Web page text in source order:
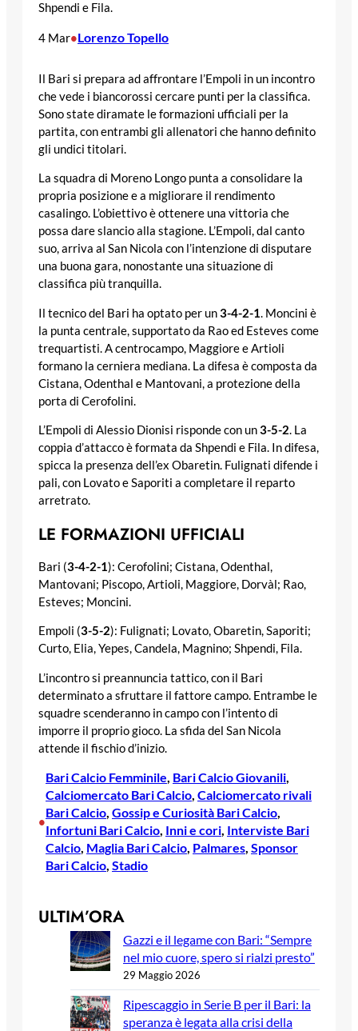
Shpendi e Fila.
4 Mar•Lorenzo Topello
Il Bari si prepara ad affrontare l’Empoli in un incontro
che vede i biancorossi cercare punti per la classifica.
Sono state diramate le formazioni ufficiali per la
partita, con entrambi gli allenatori che hanno definito
gli undici titolari.
La squadra di Moreno Longo punta a consolidare la
propria posizione e a migliorare il rendimento
casalingo. L’obiettivo è ottenere una vittoria che
possa dare slancio alla stagione. L’Empoli, dal canto
suo, arriva al San Nicola con l’intenzione di disputare
una buona gara, nonostante una situazione di
classifica più tranquilla.
Il tecnico del Bari ha optato per un3-4-2-1. Moncini è
la punta centrale, supportato da Rao ed Esteves come
trequartisti. A centrocampo, Maggiore e Artioli
formano la cerniera mediana. La difesa è composta da
Cistana, Odenthal e Mantovani, a protezione della
porta di Cerofolini.
L’Empoli di Alessio Dionisi risponde con un3-5-2. La
coppia d’attacco è formata da Shpendi e Fila. In difesa,
spicca la presenza dell’ex Obaretin. Fulignati difende i
pali, con Lovato e Saporiti a completare il reparto
arretrato.
LE FORMAZIONI UFFICIALI
Bari (3-4-2-1): Cerofolini; Cistana, Odenthal,
Mantovani; Piscopo, Artioli, Maggiore, Dorvàl; Rao,
Esteves; Moncini.
Empoli (3-5-2): Fulignati; Lovato, Obaretin, Saporiti;
Curto, Elia, Yepes, Candela, Magnino; Shpendi, Fila.
L’incontro si preannuncia tattico, con il Bari
determinato a sfruttare il fattore campo. Entrambe le
squadre scenderanno in campo con l’intento di
imporre il proprio gioco. La sfida del San Nicola
attende il fischio d’inizio.
•
Bari Calcio Femminile, Bari Calcio Giovanili
Calciomercato Bari Calcio, Calciomercato rivali
Bari Calcio, Gossip e Curiosità Bari Calcio
Infortuni Bari Calcio, Inni e cori, Interviste Bari
Calcio, Maglia Bari Calcio, Palmares, Sponsor
Bari Calcio, Stadio
ULTIM’ORA
Gazzi e il legame con Bari: “Sempre
nel mio cuore, spero si rialzi presto”
29 Maggio 2026
Ripescaggio in Serie B per il Bari: la
speranza è legata alla crisi della